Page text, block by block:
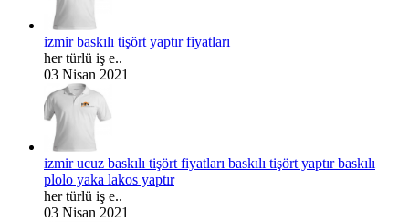
izmir baskılı tişört yaptır fiyatları
her türlü iş e..
03 Nisan 2021
izmir ucuz baskılı tişört fiyatları baskılı tişört yaptır baskılı
plolo yaka lakos yaptır
her türlü iş e..
03 Nisan 2021